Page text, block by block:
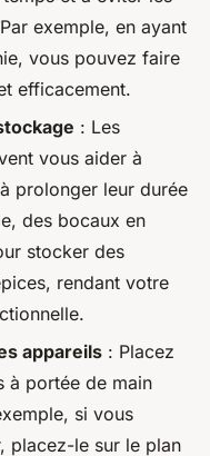
exemple, en ayant
vous pouvez faire
efficacement.
: Les
vous aider à
prolonger leur durée
des bocaux en
stocker des
rendant votre
appareils : Placez
à portée de main
si vous
placez-le sur le plan